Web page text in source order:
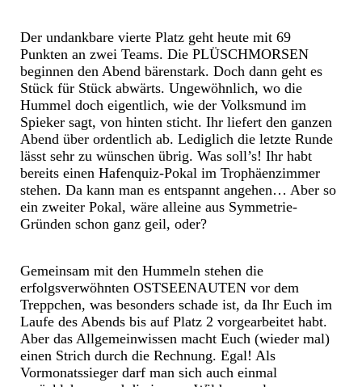
Der undankbare vierte Platz geht heute mit 69
Punkten an zwei Teams. Die PLÜSCHMORSEN
beginnen den Abend bärenstark. Doch dann geht es
Stück für Stück abwärts. Ungewöhnlich, wo die
Hummel doch eigentlich, wie der Volksmund im
Spieker sagt, von hinten sticht. Ihr liefert den ganzen
Abend über ordentlich ab. Lediglich die letzte Runde
lässt sehr zu wünschen übrig. Was soll’s! Ihr habt
bereits einen Hafenquiz-Pokal im Trophäenzimmer
stehen. Da kann man es entspannt angehen… Aber so
ein zweiter Pokal, wäre alleine aus Symmetrie-
Gründen schon ganz geil, oder?
Gemeinsam mit den Hummeln stehen die
erfolgsverwöhnten OSTSEENAUTEN vor dem
Treppchen, was besonders schade ist, da Ihr Euch im
Laufe des Abends bis auf Platz 2 vorgearbeitet habt.
Aber das Allgemeinwissen macht Euch (wieder mal)
einen Strich durch die Rechnung. Egal! Als
Vormonatssieger darf man sich auch einmal